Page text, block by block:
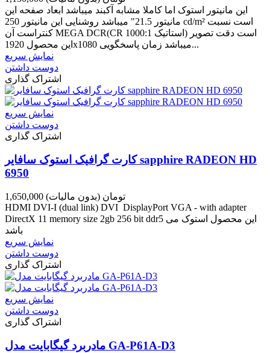
این مانیتور استوک اما کاملا مشابه آکبند میباشد ابعاد صفحه این
مانیتور 21.5" میباشد روشنایی این مانیتور 250 cd/m² است نسبت
کنتراست آن MEGA DCR(CR استاتیک 1000:1) است دقت تصویر
این محصول 1920x1080 میباشد زمان پاسخگویی...
نمایش سریع
دوست داشتن
اشتراک گذاری
نمایش سریع
دوست داشتن
اشتراک گذاری
کارت گرافیک استوک سافایر sapphire RADEON HD
6950
1,650,000 تومان (بدون مالیات)
HDMI DVI-I (dual link) DVI DisplayPort VGA - with adapter
DirectX 11 memory size 2gb 256 bit ddr5 این محصول استوک می
باشد
نمایش سریع
دوست داشتن
اشتراک گذاری
نمایش سریع
دوست داشتن
اشتراک گذاری
مادربرد گیگابایت مدل GA-P61A-D3